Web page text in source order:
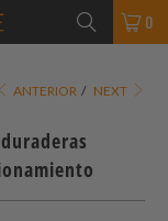
0
ANTERIOR / NEXT